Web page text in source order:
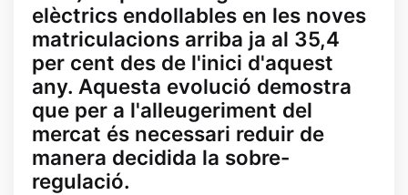
elèctrics endollables en les noves
matriculacions arriba ja al 35,4
per cent des de l'inici d'aquest
any. Aquesta evolució demostra
que per a l'alleugeriment del
mercat és necessari reduir de
manera decidida la sobre-
regulació.